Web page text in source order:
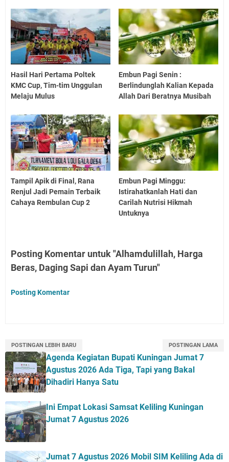
Hasil Hari Pertama Poltek
KMC Cup, Tim-tim Unggulan
Melaju Mulus
Embun Pagi Senin :
Berlindunglah Kalian Kepada
Allah Dari Beratnya Musibah
Tampil Apik di Final, Rana
Renjul Jadi Pemain Terbaik
Cahaya Rembulan Cup 2
Embun Pagi Minggu:
Istirahatkanlah Hati dan
Carilah Nutrisi Hikmah
Untuknya
Posting Komentar untuk "Alhamdulillah, Harga
Beras, Daging Sapi dan Ayam Turun"
Posting Komentar
POSTINGAN LEBIH BARU POSTINGAN LAMA
Agenda Kegiatan Bupati Kuningan Jumat 7
Agustus 2026 Ada Tiga, Tapi yang Bakal
Dihadiri Hanya Satu
Ini Empat Lokasi Samsat Keliling Kuningan
Jumat 7 Agustus 2026
Jumat 7 Agustus 2026 Mobil SIM Keliling Ada di